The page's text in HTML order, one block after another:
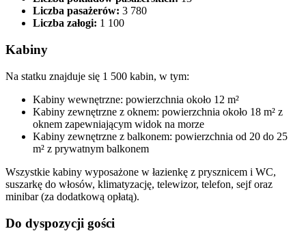
Liczba pasażerów: 3 780​
Liczba załogi: 1 100​
Kabiny
Na statku znajduje się 1 500 kabin, w tym:​
Kabiny wewnętrzne: powierzchnia około 12 m²
Kabiny zewnętrzne z oknem: powierzchnia około 18 m² z
oknem zapewniającym widok na morze
Kabiny zewnętrzne z balkonem: powierzchnia od 20 do 25
m² z prywatnym balkonem
Wszystkie kabiny wyposażone w łazienkę z prysznicem i WC,
suszarkę do włosów, klimatyzację, telewizor, telefon, sejf oraz
minibar (za dodatkową opłatą).​
Do dyspozycji gości